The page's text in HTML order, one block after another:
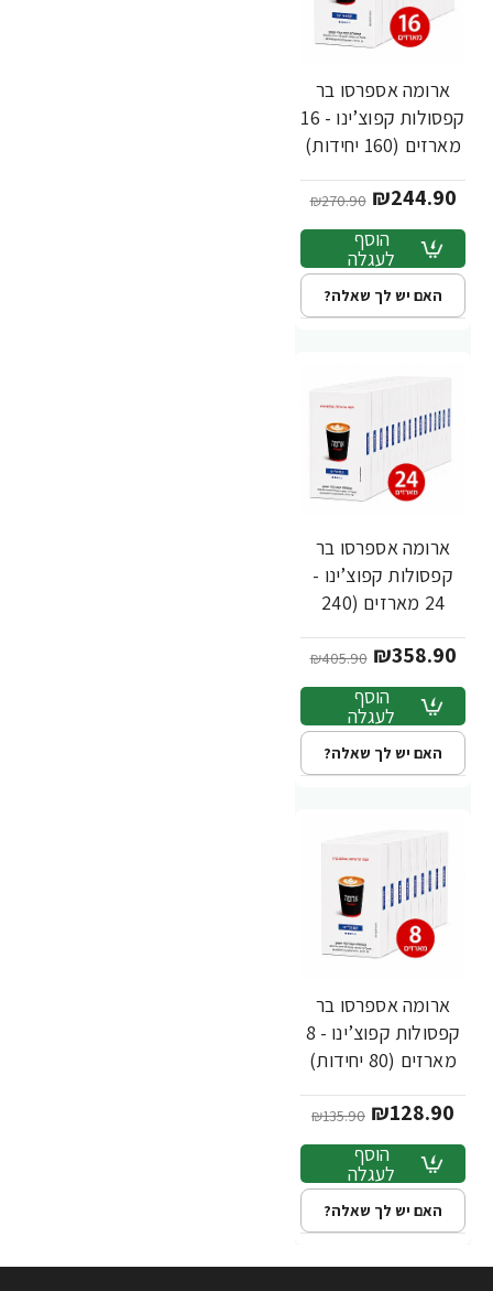
חדש
-10%
ארומה אספרסו בר
קפסולות קפוצ’ינו - 16
מארזים (160 יחידות)
₪244.90
₪270.90
הוסף
לעגלה
האם יש לך שאלה?
חדש
-12%
ארומה אספרסו בר
קפסולות קפוצ’ינו -
24 מארזים (240
₪358.90
₪405.90
הוסף
לעגלה
האם יש לך שאלה?
חדש
-5%
ארומה אספרסו בר
קפסולות קפוצ’ינו - 8
מארזים (80 יחידות)
₪128.90
₪135.90
הוסף
לעגלה
האם יש לך שאלה?